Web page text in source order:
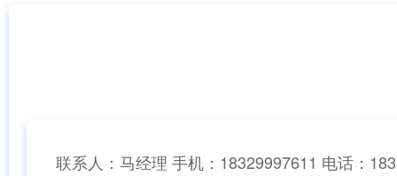
联系人：马经理 手机：18329997611 电话：